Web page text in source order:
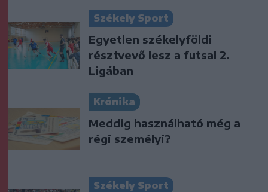
Székely Sport
Egyetlen székelyföldi
résztvevő lesz a futsal 2.
Ligában
Krónika
Meddig használható még a
régi személyi?
Székely Sport